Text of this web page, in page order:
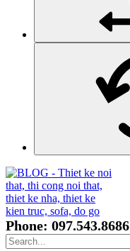
Phone: 097.543.8686